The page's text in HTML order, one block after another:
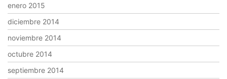
enero 2015
diciembre 2014
noviembre 2014
octubre 2014
septiembre 2014